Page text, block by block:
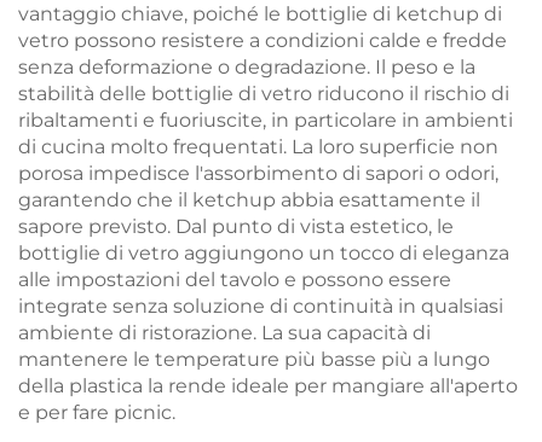
vantaggio chiave, poiché le bottiglie di ketchup di
vetro possono resistere a condizioni calde e fredde
senza deformazione o degradazione. Il peso e la
stabilità delle bottiglie di vetro riducono il rischio di
ribaltamenti e fuoriuscite, in particolare in ambienti
di cucina molto frequentati. La loro superficie non
porosa impedisce l'assorbimento di sapori o odori,
garantendo che il ketchup abbia esattamente il
sapore previsto. Dal punto di vista estetico, le
bottiglie di vetro aggiungono un tocco di eleganza
alle impostazioni del tavolo e possono essere
integrate senza soluzione di continuità in qualsiasi
ambiente di ristorazione. La sua capacità di
mantenere le temperature più basse più a lungo
della plastica la rende ideale per mangiare all'aperto
e per fare picnic.